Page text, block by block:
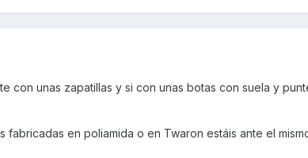
con unas zapatillas y si con unas botas con suela y
en poliamida o en Twaron estáis ante el